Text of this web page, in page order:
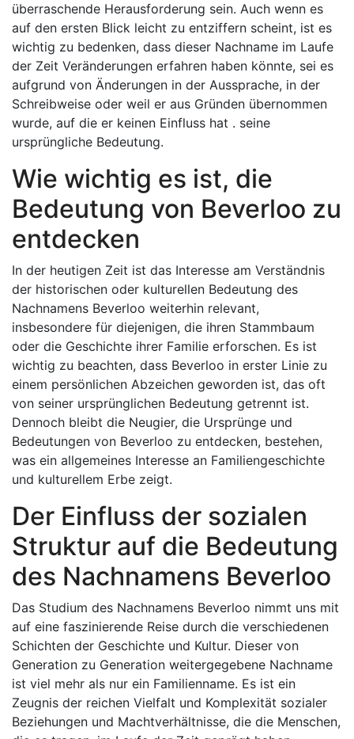
überraschende Herausforderung sein. Auch wenn es
auf den ersten Blick leicht zu entziffern scheint, ist es
wichtig zu bedenken, dass dieser Nachname im Laufe
der Zeit Veränderungen erfahren haben könnte, sei es
aufgrund von Änderungen in der Aussprache, in der
Schreibweise oder weil er aus Gründen übernommen
wurde, auf die er keinen Einfluss hat . seine
ursprüngliche Bedeutung.
Wie wichtig es ist, die
Bedeutung von Beverloo zu
entdecken
In der heutigen Zeit ist das Interesse am Verständnis
der historischen oder kulturellen Bedeutung des
Nachnamens Beverloo weiterhin relevant,
insbesondere für diejenigen, die ihren Stammbaum
oder die Geschichte ihrer Familie erforschen. Es ist
wichtig zu beachten, dass Beverloo in erster Linie zu
einem persönlichen Abzeichen geworden ist, das oft
von seiner ursprünglichen Bedeutung getrennt ist.
Dennoch bleibt die Neugier, die Ursprünge und
Bedeutungen von Beverloo zu entdecken, bestehen,
was ein allgemeines Interesse an Familiengeschichte
und kulturellem Erbe zeigt.
Der Einfluss der sozialen
Struktur auf die Bedeutung
des Nachnamens Beverloo
Das Studium des Nachnamens Beverloo nimmt uns mit
auf eine faszinierende Reise durch die verschiedenen
Schichten der Geschichte und Kultur. Dieser von
Generation zu Generation weitergegebene Nachname
ist viel mehr als nur ein Familienname. Es ist ein
Zeugnis der reichen Vielfalt und Komplexität sozialer
Beziehungen und Machtverhältnisse, die die Menschen,